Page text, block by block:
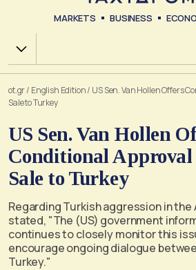
MARKETS BUSINESS
Χ.Α.
ot.gr/ English Edition/ US Sen. Van Hollen Offers
Sale to Turkey
US Sen. Van Hollen
Conditional Approval
Sale to Turkey
Regarding Turkish aggression in the
stated, "The (US) government
continues to closely monitor this
encourage ongoing dialogue
Turkey."